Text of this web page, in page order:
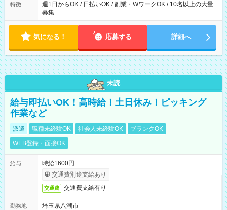
特徴
週1日からOK / 日払いOK / 副業・WワークOK / 10名以上の大量
募集
気になる！ 応募する 詳細へ
未読
給与即払いOK！高時給！土日休み！ピッキング
作業など
派遣 職種未経験OK 社会人未経験OK
ブランクOK
WEB登録・面接OK
給与
時給1600円
交通費別途支給あり
交通費 交通費支給有り
勤務地
埼玉県八潮市